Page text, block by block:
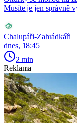
Musíte je jen správně
Chalupáři-Zahrádkáři
dnes, 18:45
2 min
Reklama